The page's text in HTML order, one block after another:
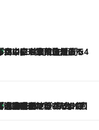
CHOICE
2026.8.7
にも歌舞伎があるんだよ」 片岡仁左衛門・市川中車ら豪華座組みで4年目の立川立飛歌舞伎へ
稲の勝手に再ブーム
2026.8.7
て」観客大盛上がりの“タオル回し”に、ラッパー顔負けの高速歌唱まで…さだまさし（74）のアグレッシブすぎる現在地